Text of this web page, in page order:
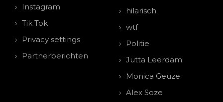
Instagram
Tik Tok
Privacy settings
Partnerberichten
hilarisch
wtf
Politie
Jutta Leerdam
Monica Geuze
Alex Soze